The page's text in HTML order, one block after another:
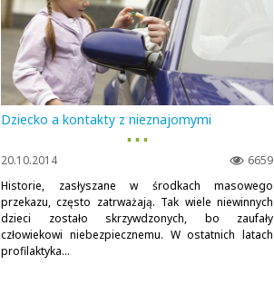
Dziecko a kontakty z nieznajomymi
▪ ▪ ▪
6659
20.10.2014
Historie, zasłyszane w środkach masowego
przekazu, często zatrważają. Tak wiele niewinnych
dzieci zostało skrzywdzonych, bo zaufały
człowiekowi niebezpiecznemu. W ostatnich latach
profilaktyka...